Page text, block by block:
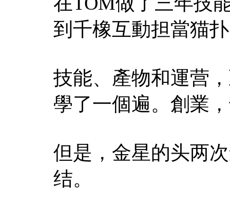
到千橡互動担當猫
技能、產物和運营
學了一個遍。創業
但是，金星的头两
结。